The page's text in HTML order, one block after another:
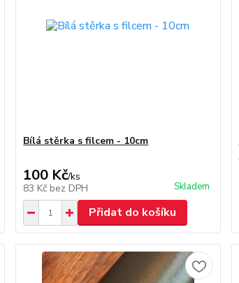
Bílá stěrka s filcem - 10cm
100 Kč/ks
83 Kč bez DPH Skladem
Přidat do košíku